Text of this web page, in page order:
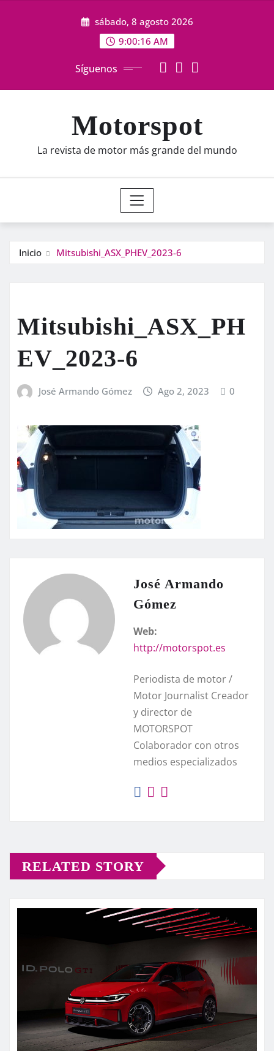
sábado, 8 agosto 2026
9:00:18 AM
Síguenos
Motorspot
La revista de motor más grande del mundo
Inicio Mitsubishi_ASX_PHEV_2023-6
Mitsubishi_ASX_PH
EV_2023-6
José Armando Gómez Ago 2, 2023 0
José Armando
Gómez
Web:
http://motorspot.es
Periodista de motor /
Motor Journalist Creador
y director de
MOTORSPOT
Colaborador con otros
medios especializados
RELATED STORY